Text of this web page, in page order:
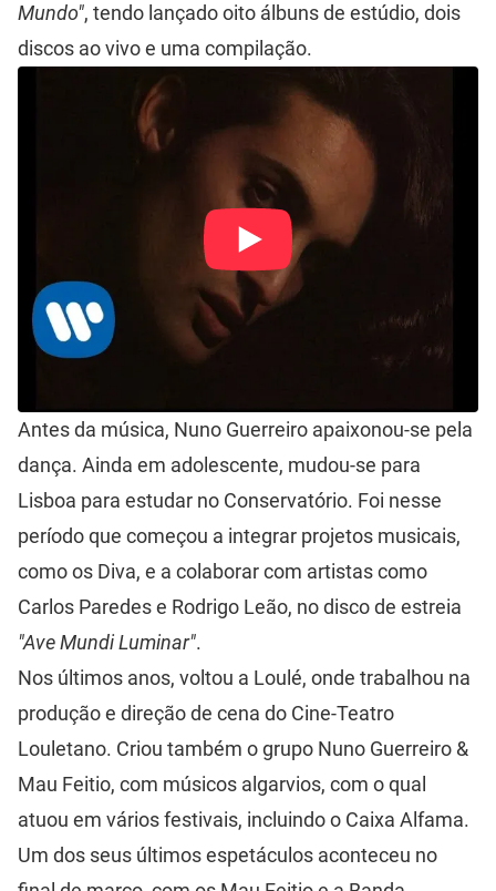
Mundo", tendo lançado oito álbuns de estúdio, dois
discos ao vivo e uma compilação.
Antes da música, Nuno Guerreiro apaixonou-se pela
dança. Ainda em adolescente, mudou-se para
Lisboa para estudar no Conservatório. Foi nesse
período que começou a integrar projetos musicais,
como os Diva, e a colaborar com artistas como
Carlos Paredes e Rodrigo Leão, no disco de estreia
"Ave Mundi Luminar".
Nos últimos anos, voltou a Loulé, onde trabalhou na
produção e direção de cena do Cine-Teatro
Louletano. Criou também o grupo Nuno Guerreiro &
Mau Feitio, com músicos algarvios, com o qual
atuou em vários festivais, incluindo o Caixa Alfama.
Um dos seus últimos espetáculos aconteceu no